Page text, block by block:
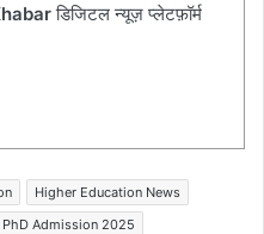
डिजिटल न्यूज़ प्लेटफ़ॉर्म
Higher Education News
PhD Admission 2025